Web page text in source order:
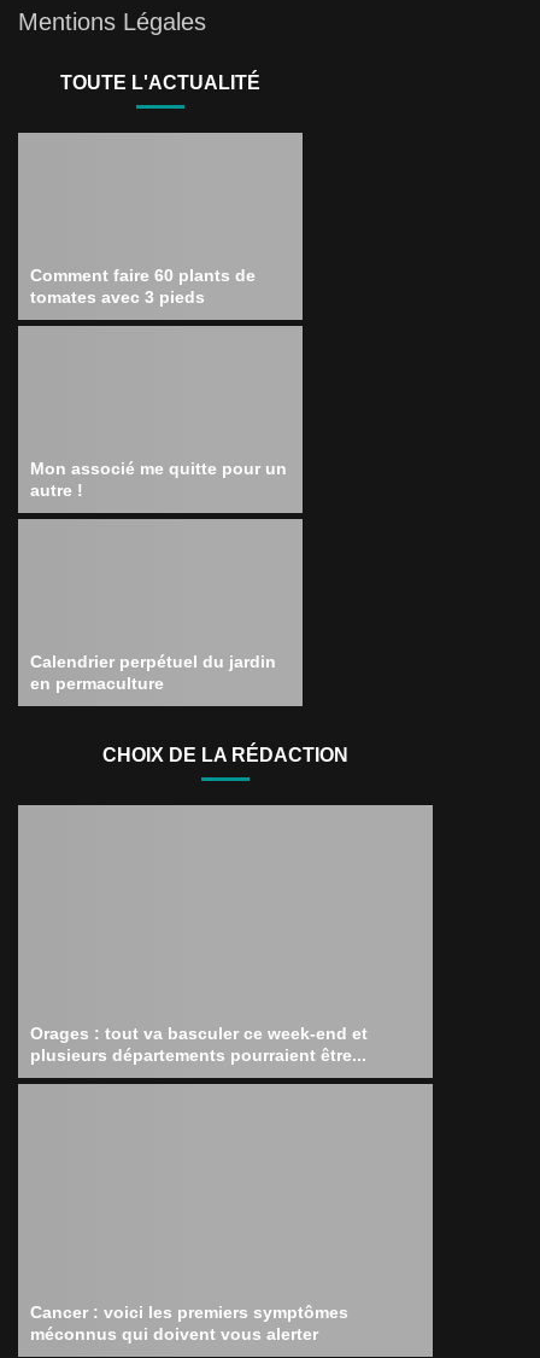
Mentions Légales
TOUTE L'ACTUALITÉ
Comment faire 60 plants de
tomates avec 3 pieds
Mon associé me quitte pour un
autre !
Calendrier perpétuel du jardin
en permaculture
CHOIX DE LA RÉDACTION
Orages : tout va basculer ce week-end et
plusieurs départements pourraient être...
Cancer : voici les premiers symptômes
méconnus qui doivent vous alerter